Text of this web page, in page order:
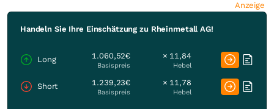
Anzeige
Handeln Sie Ihre Einschätzung zu Rheinmetall AG!
Long 1.060,52€
Basispreis
× 11,84
Hebel
Short 1.239,23€
Basispreis
× 11,78
Hebel